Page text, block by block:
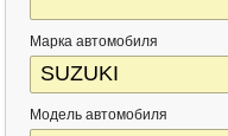
Марка автомобиля
Модель автомобиля